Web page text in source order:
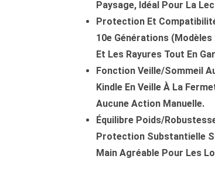
Paysage, Idéal Pour La
Protection Et
10e Générations
Et Les Rayures Tout En
Fonction Veille/sommeil
Kindle En Veille À La
Aucune Action Manuelle.
Équilibre Poids/
Protection Substantielle
Main Agréable Pour Les